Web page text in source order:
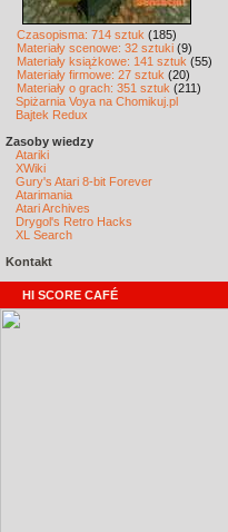
Czasopisma: 714 sztuk (185)
Materiały scenowe: 32 sztuki (9)
Materiały książkowe: 141 sztuk (55)
Materiały firmowe: 27 sztuk (20)
Materiały o grach: 351 sztuk (211)
Spiżarnia Voya na Chomikuj.pl
Bajtek Redux
Zasoby wiedzy
Atariki
XWiki
Gury's Atari 8-bit Forever
Atarimania
Atari Archives
Drygol's Retro Hacks
XL Search
Kontakt
HI SCORE CAFÉ